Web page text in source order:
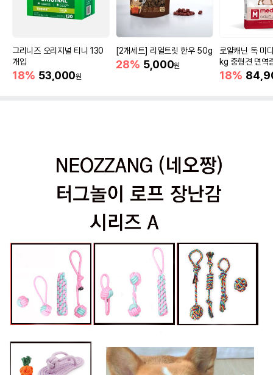
그리니즈 오리지널 티니 130
개입
18% 53,000원
[2개세트] 리얼트릿 한우 50g
28% 5,000원
로얄캐닌 독 미
kg 중형견 면역
18%